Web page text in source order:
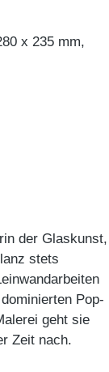
x 235 mm,
der Glaskunst,
stets
Pop-
geht sie
Zeit nach.